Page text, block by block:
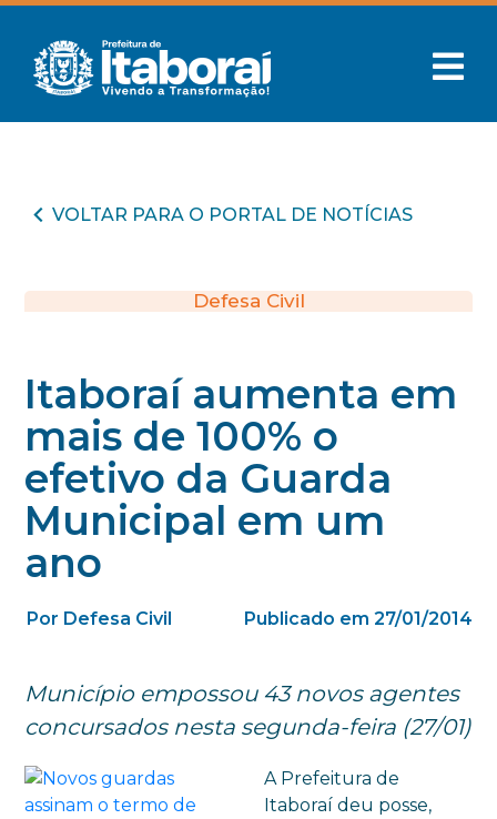
VOLTAR PARA O PORTAL DE NOTÍCIAS
Defesa Civil
Itaboraí aumenta em
mais de 100% o
efetivo da Guarda
Municipal em um
ano
Por Defesa Civil Publicado em 27/01/2014
Município empossou 43 novos agentes
concursados nesta segunda-feira (27/01)
A Prefeitura de
Itaboraí deu posse,